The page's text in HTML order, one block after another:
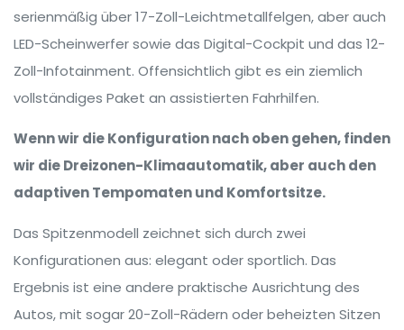
serienmäßig über 17-Zoll-Leichtmetallfelgen, aber auch
LED-Scheinwerfer sowie das Digital-Cockpit und das 12-
Zoll-Infotainment. Offensichtlich gibt es ein ziemlich
vollständiges Paket an assistierten Fahrhilfen.
Wenn wir die Konfiguration nach oben gehen, finden
wir die Dreizonen-Klimaautomatik, aber auch den
adaptiven Tempomaten und Komfortsitze.
Das Spitzenmodell zeichnet sich durch zwei
Konfigurationen aus: elegant oder sportlich. Das
Ergebnis ist eine andere praktische Ausrichtung des
Autos, mit sogar 20-Zoll-Rädern oder beheizten Sitzen